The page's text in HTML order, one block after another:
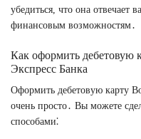
убедиться, что она отвечает
финансовым возможностям․
Как оформить дебетовую
Экспресс Банка
Оформить дебетовую карту
очень просто․ Вы можете
способами⁚